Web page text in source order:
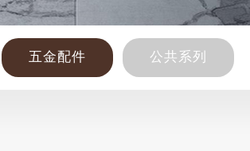
五金配件 公共系列